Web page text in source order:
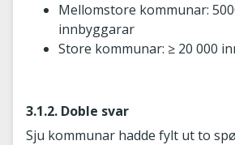
Mellomstore kommunar:
innbyggarar
Store kommunar: ≥ 20 000
3.1.2. Doble svar
Sju kommunar hadde fylt ut to